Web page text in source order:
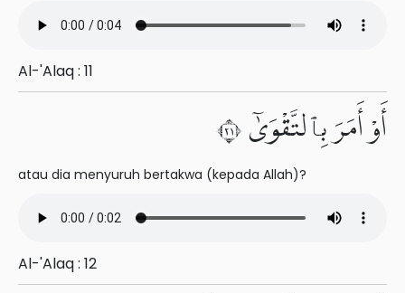
Al-'Alaq : 11
أَوْ أَمَرَ بِٱلتَّقْوَىٰٓ ١٢
atau dia menyuruh bertakwa (kepada Allah)?
Al-'Alaq : 12